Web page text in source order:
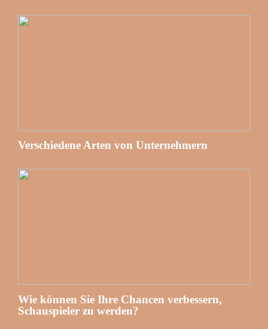
Verschiedene Arten von Unternehmern
Wie können Sie Ihre Chancen verbessern,
Schauspieler zu werden?